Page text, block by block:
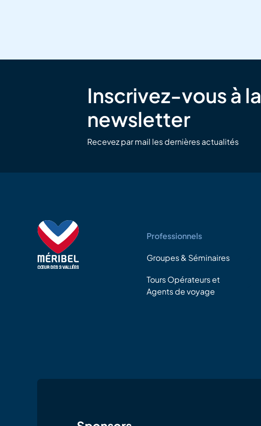
Inscrivez-vous à la
newsletter
Recevez par mail les dernières actualités
Professionnels
Groupes & Séminaires
Tours Opérateurs et
Agents de voyage